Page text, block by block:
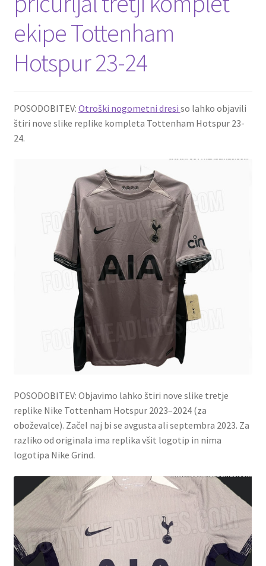
ekipe Tottenham
Hotspur 23-24
POSODOBITEV: Otroški nogometni dresi so lahko objavili
štiri nove slike replike kompleta Tottenham Hotspur 23-
24.
POSODOBITEV: Objavimo lahko štiri nove slike tretje
replike Nike Tottenham Hotspur 2023–2024 (za
oboževalce). Začel naj bi se avgusta ali septembra 2023. Za
razliko od originala ima replika všit logotip in nima
logotipa Nike Grind.